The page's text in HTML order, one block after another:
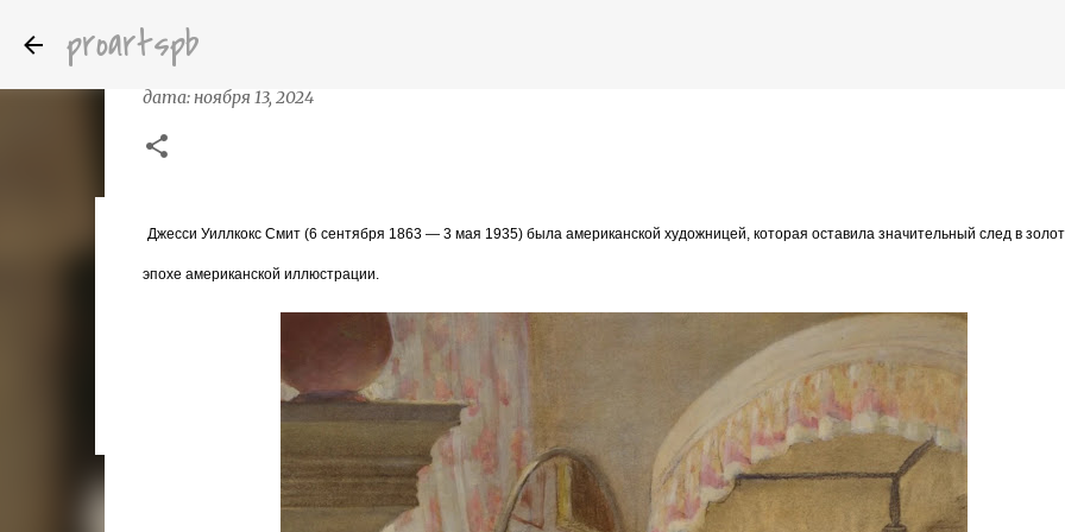
proartspb
Бумажные скульптуры канадского художника Келвина Николса (Calvin Nicholls)
дата: октября 14, 2022
дата:ноября 13, 2024
Джесси Уиллкокс Смит (6 сентября 1863 — 3 мая 1935) была американской художницей, которая оставила значительный след в
эпохе американской иллюстрации.